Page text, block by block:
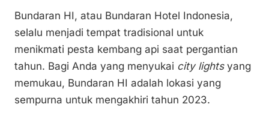
Bundaran HI, atau Bundaran Hotel Indonesia,
selalu menjadi tempat tradisional untuk
menikmati pesta kembang api saat pergantian
tahun. Bagi Anda yang menyukai city lightsyang
memukau, Bundaran HI adalah lokasi yang
sempurna untuk mengakhiri tahun 2023.